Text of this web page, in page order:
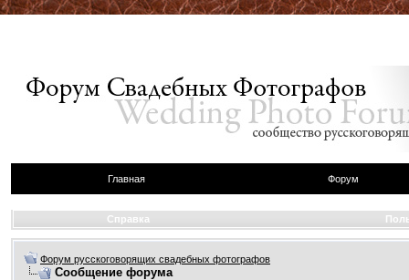
Главная Форум
Справка
Форум русскоговорящих свадебных фотографов
Сообщение форума